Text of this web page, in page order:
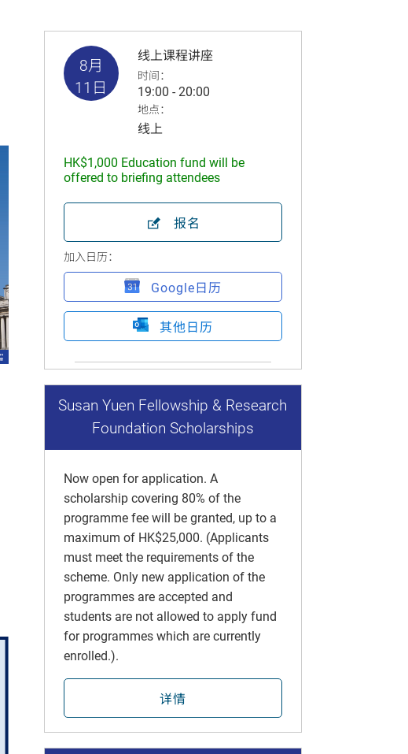
8月
11日
线上课程讲座
时间：
19:00 - 20:00
地点：
线上
HK$1,000 Education fund will be
offered to briefing attendees
报名
加入日历：
Google日历
其他日历
Susan Yuen Fellowship & Research
Foundation Scholarships
Now open for application. A
scholarship covering 80% of the
programme fee will be granted, up to a
maximum of HK$25,000. (Applicants
must meet the requirements of the
scheme. Only new application of the
programmes are accepted and
students are not allowed to apply fund
for programmes which are currently
enrolled.).
详情